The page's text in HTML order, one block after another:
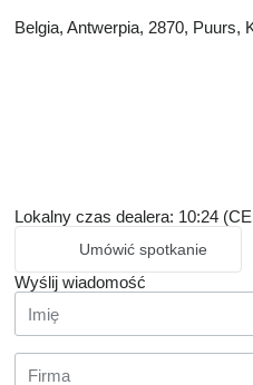
Belgia, Antwerpia, 2870, Puurs,
Lokalny czas dealera: 10:24
Umówić spotkanie
Wyślij wiadomość